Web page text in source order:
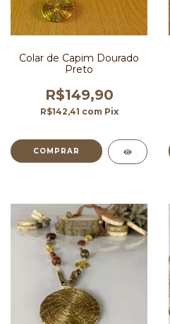
Colar de Capim Dourado
Preto
R$149,90
R$142,41 com Pix